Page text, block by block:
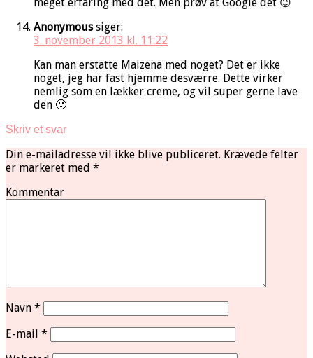
Anonymous siger:
3. november 2013 kl. 11:22
Kan man erstatte Maizena med noget? Det er ikke
noget, jeg har fast hjemme desværre. Dette virker
nemlig som en lækker creme, og vil super gerne lave
den 🙂
Skriv et svar
Din e-mailadresse vil ikke blive publiceret. Krævede felter
er markeret med *
Kommentar
Navn *
E-mail *